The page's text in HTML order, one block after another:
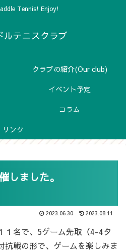
Tennis! Enjoy!
ルテニスクラブ
クラブの紹介(Our club)
イベント予定
コラム
リンク
しました。
2023.06.30 2023.08.11
１名で、5ゲーム先取（4-4タ
抗戦の形で、ゲームを楽しみま